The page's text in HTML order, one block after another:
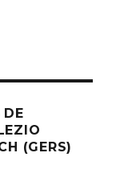
DE
(GERS)